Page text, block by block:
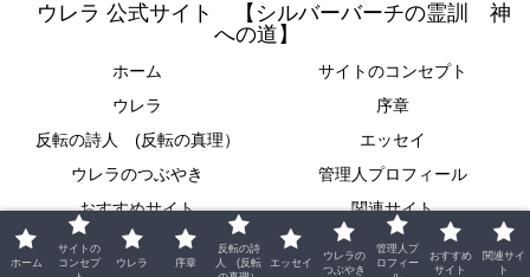
ウレラ 公式サイト 【シルバーバーチの霊訓 神
への道】
ホーム
サイトのコンセプト
ウレラ
序章
反転の詩人 (反転の真理）
エッセイ
ウレラのつぶやき
管理人プロフィール
おすすめサイト
関連サイト
© 2019 ウレラ 公式サイト 【シルバーバーチの霊訓 神への道】.
ホーム
サイトの
コンセプ
ウレラ 序章
反転の詩
人 (反転
エッセイ
ウレラの
つぶやき
管理人プ
ロフィー
おすすめ
サイト
関連サイ
ト